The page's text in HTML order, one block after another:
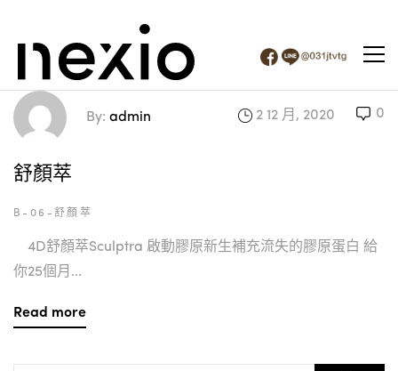
By: admin 2 12 月, 2020 0
舒顏萃
B-06-舒顏萃
4D舒顏萃Sculptra 啟動膠原新生補充流失的膠原蛋白 給
你25個月...
Read more